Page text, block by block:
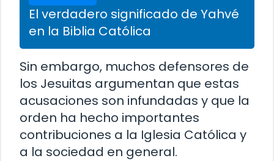
El verdadero significado de Yahvé
en la Biblia Católica
Sin embargo, muchos defensores de
los Jesuitas argumentan que estas
acusaciones son infundadas y que la
orden ha hecho importantes
contribuciones a la Iglesia Católica y
a la sociedad en general.